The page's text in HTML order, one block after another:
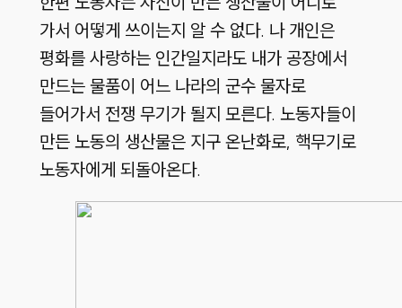
가서 어떻게 쓰이는지 알 수 없다. 나 개인은
평화를 사랑하는 인간일지라도 내가 공장에서
만드는 물품이 어느 나라의 군수 물자로
들어가서 전쟁 무기가 될지 모른다. 노동자들이
만든 노동의 생산물은 지구 온난화로, 핵무기로
노동자에게 되돌아온다.